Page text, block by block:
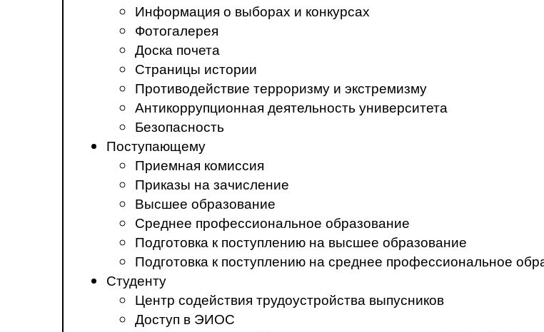
Информация о выборах и конкурсах
Фотогалерея
Доска почета
Страницы истории
Противодействие терроризму и экстремизму
Антикоррупционная деятельность университета
Безопасность
Поступающему
Приемная комиссия
Приказы на зачисление
Высшее образование
Среднее профессиональное образование
Подготовка к поступлению на высшее образование
Подготовка к поступлению на среднее профессиональное
Студенту
Центр содействия трудоустройства выпусников
Доступ в ЭИОС